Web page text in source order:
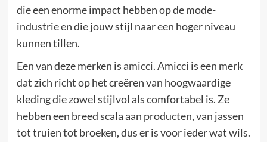
die een enorme impact hebben op de mode-
industrie en die jouw stijl naar een hoger niveau
kunnen tillen.
Een van deze merken is amicci. Amicci is een merk
dat zich richt op het creëren van hoogwaardige
kleding die zowel stijlvol als comfortabel is. Ze
hebben een breed scala aan producten, van jassen
tot truien tot broeken, dus er is voor ieder wat wils.